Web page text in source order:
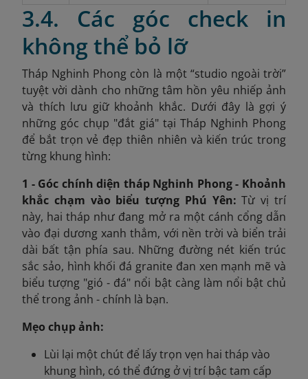
3.4. Các góc check in
không thể bỏ lỡ
Tháp Nghinh Phong còn là một “studio ngoài trời”
tuyệt vời dành cho những tâm hồn yêu nhiếp ảnh
và thích lưu giữ khoảnh khắc. Dưới đây là gợi ý
những góc chụp "đắt giá" tại Tháp Nghinh Phong
để bắt trọn vẻ đẹp thiên nhiên và kiến trúc trong
từng khung hình:
1 - Góc chính diện tháp Nghinh Phong - Khoảnh
khắc chạm vào biểu tượng Phú Yên:Từ vị trí
này, hai tháp như đang mở ra một cánh cổng dẫn
vào đại dương xanh thẳm, với nền trời và biển trải
dài bất tận phía sau. Những đường nét kiến trúc
sắc sảo, hình khối đá granite đan xen mạnh mẽ và
biểu tượng "gió - đá" nổi bật càng làm nổi bật chủ
thể trong ảnh - chính là bạn.
Mẹo chụp ảnh:
Lùi lại một chút để lấy trọn vẹn hai tháp vào
khung hình, có thể đứng ở vị trí bậc tam cấp